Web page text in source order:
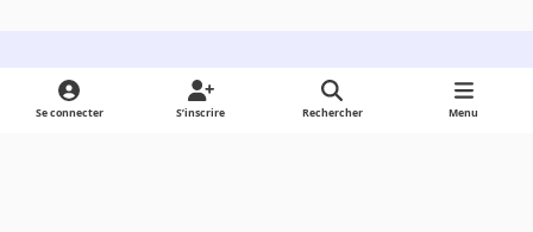
Light ModeDark ModeSystem Preference
Se connecter S’inscrire Rechercher Menu